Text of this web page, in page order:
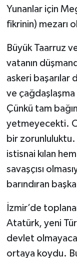
Yunanlar için
fikrinin) mezarı
Büyük Taarruz
vatanın
askeri başarılar
ve çağdaşlaşma
Çünkü tam
yetmeyecekti.
bir
istisnai kılan
savaşçısı
barındıran
İzmir’de
Atatürk, yeni
devlet
ortaya koydu.